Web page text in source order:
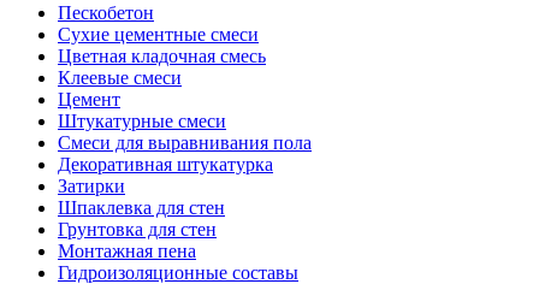
Пескобетон
Сухие цементные смеси
Цветная кладочная смесь
Клеевые смеси
Цемент
Штукатурные смеси
Смеси для выравнивания пола
Декоративная штукатурка
Затирки
Шпаклевка для стен
Грунтовка для стен
Монтажная пена
Гидроизоляционные составы